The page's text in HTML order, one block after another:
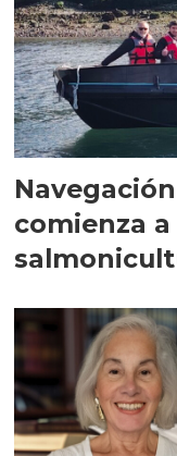
comienza